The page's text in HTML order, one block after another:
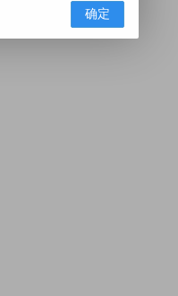
确定